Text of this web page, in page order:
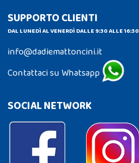
SUPPORTO CLIENTI
DAL LUNEDÌ AL VENERDÌ DALLE 9:30 ALLE 16:30
info@dadiemattoncini.it
Contattaci su Whatsapp
SOCIAL NETWORK